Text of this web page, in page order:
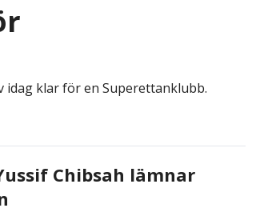
idag klar för en Superettanklubb.
Chibsah lämnar